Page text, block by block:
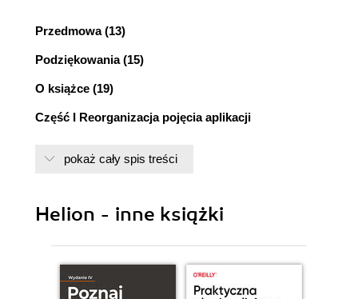
Przedmowa (13)
Podziękowania (15)
O książce (19)
Część I Reorganizacja pojęcia aplikacji
(29)
1.1. Dlaczego mówi się o wzbogaconych klientach
ajaksowych? (30)
1.1.1. Porównanie odczuć użytkowników (31)
1.1.2. Opóźnienia sieci (35)
pokaż cały spis treści
Helion - inne książki